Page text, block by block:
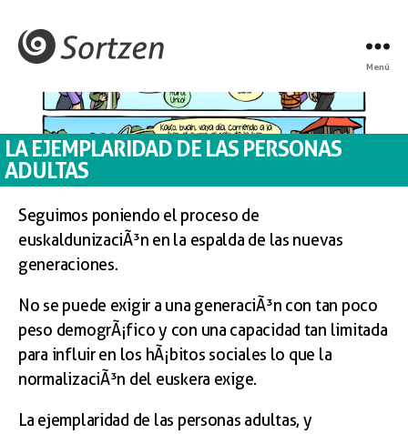
Menú
LA EJEMPLARIDAD DE LAS PERSONAS
ADULTAS
Seguimos poniendo el proceso de
euskaldunizaciÃ³n en la espalda de las nuevas
generaciones.
No se puede exigir a una generaciÃ³n con tan poco
peso demogrÃ¡fico y con una capacidad tan limitada
para influir en los hÃ¡bitos sociales lo que la
normalizaciÃ³n del euskera exige.
La ejemplaridad de las personas adultas, y